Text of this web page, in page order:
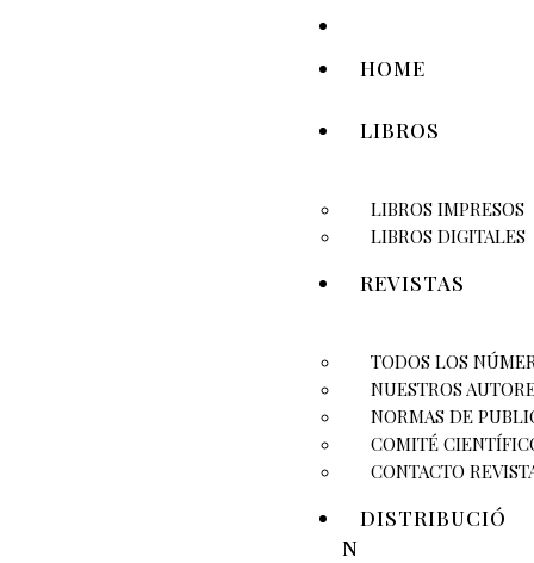
HOME
LIBROS
LIBROS IMPRESOS
LIBROS DIGITALES
REVISTAS
TODOS LOS
NUESTROS
NORMAS DE
COMITÉ
CONTACTO
DISTRIBUCIÓ
N